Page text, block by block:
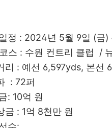
정 : 2024년 5월 9일 (금)
스 : 수원 컨트리 클럽 /
리 : 예선 6,597yds, 본선
: 72퍼
: 10억​ 원
금 : 1억 8천만 원